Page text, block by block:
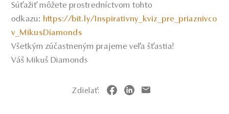
Súťažiť môžete prostredníctvom tohto
odkazu: https://bit.ly/Inspirativny_kviz_pre_priaznivco
v_MikusDiamonds
Všetkým zúčastneným prajeme veľa šťastia!
Váš Mikuš Diamonds
Zdielať: